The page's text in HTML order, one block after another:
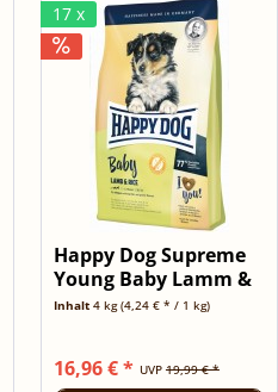
17 x
Happy Dog Supreme
Young Baby Lamm &
Reis 4kg
Inhalt 4 kg(4,24 € * / 1 kg)
UVP 19,99 € *
16,96 € *